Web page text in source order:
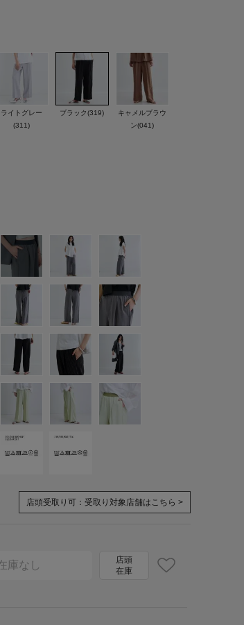
ライトグレー
(311)
ブラック(319)
キャメルブラウ
ン(041)
店頭受取り可： 受取り対象店舗はこちら >
庫なし
店頭
在庫